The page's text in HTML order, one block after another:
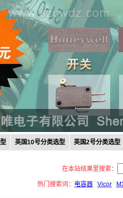
英国10号分类选型 英国2号分类选型
在本站结果里搜索：
热门搜索词： 电容器 Vicor